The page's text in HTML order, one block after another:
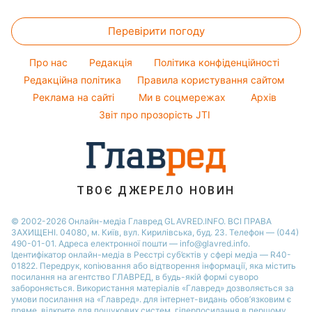
Ані Лорак
Алла Пугачова
Максим Галкін
Настя Каменських
Прання
Кімнатні рослини
Курс валют
Погода на сьогодні
Погода на завтра
Пилова буря
Перевірити погоду
Про нас Редакція
Політика конфіденційності
Редакційна політика
Правила користування сайтом
Реклама на сайті
Ми в соцмережах
Архів
Звіт про прозорість JTI
ТВОЄ ДЖЕРЕЛО НОВИН
© 2002-2026 Онлайн-медіа Главред GLAVRED.INFO. ВСІ ПРАВА
ЗАХИЩЕНІ. 04080, м. Київ, вул. Кирилівська, буд. 23. Телефон — (044)
490-01-01. Адреса електронної пошти — info@glavred.info.
Ідентифікатор онлайн-медіа в Реєстрі суб’єктів у сфері медіа — R40-
01822. Передрук, копіювання або відтворення інформації, яка містить
посилання на агентство ГЛАВРЕД, в будь-якій формi суворо
забороняється. Використання матеріалів «Главред» дозволяється за
умови посилання на «Главред». для інтернет-видань обов’язковим є